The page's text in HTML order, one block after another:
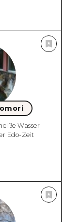
Wasser
Edo-Zeit